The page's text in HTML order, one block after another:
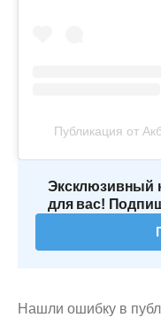
Публикация от
Эксклюзивный
для вас!
Нашли ошибку в